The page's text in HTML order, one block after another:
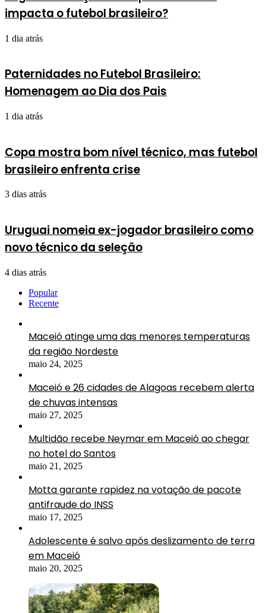
impacta o futebol brasileiro?
1 dia atrás
Paternidades no Futebol Brasileiro:
Homenagem ao Dia dos Pais
1 dia atrás
Copa mostra bom nível técnico, mas futebol
brasileiro enfrenta crise
3 dias atrás
Uruguai nomeia ex-jogador brasileiro como
novo técnico da seleção
4 dias atrás
Popular
Recente
Maceió atinge uma das menores temperaturas
da região Nordeste
maio 24, 2025
Maceió e 26 cidades de Alagoas recebem alerta
de chuvas intensas
maio 27, 2025
Multidão recebe Neymar em Maceió ao chegar
no hotel do Santos
maio 21, 2025
Motta garante rapidez na votação de pacote
antifraude do INSS
maio 17, 2025
Adolescente é salvo após deslizamento de terra
em Maceió
maio 20, 2025